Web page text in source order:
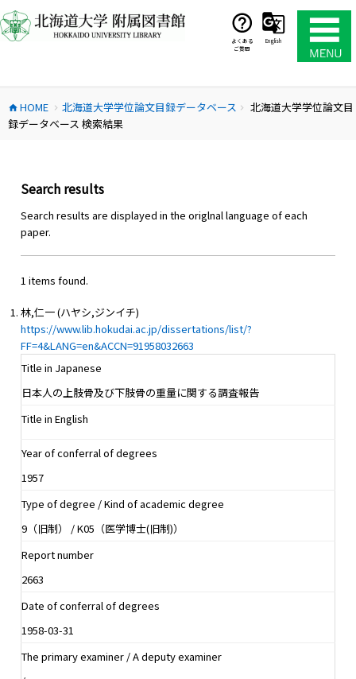
ン
テ
ス
キ
よくある
ご質問
English
home HOME chevron_right 北海道大学学位論文目録データベース chevron_right
北海道大学学位論文目
録データベース 検索結果
Search results
Search results are displayed in the origlnal language of each
paper.
1 items found.
林,仁一 (ハヤシ,ジンイチ)
https://www.lib.hokudai.ac.jp/dissertations/list/?
FF=4&LANG=en&ACCN=91958032663
Title in Japanese
日本人の上肢骨及び下肢骨の重量に関する調査報告
Title in English
Year of conferral of degrees
1957
Type of degree / Kind of academic degree
9（旧制） / K05（医学博士(旧制)）
Report number
2663
Date of conferral of degrees
1958-03-31
The primary examiner / A deputy examiner